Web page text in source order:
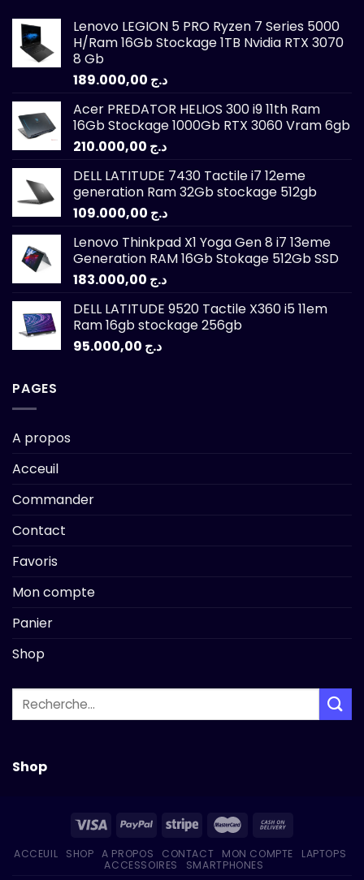
Lenovo LEGION 5 PRO Ryzen 7 Series 5000
H/Ram 16Gb Stockage 1TB Nvidia RTX 3070
8 Gb
د.ج
Acer PREDATOR HELIOS 300 i9 11th Ram
16Gb Stockage 1000Gb RTX 3060 Vram 6gb
د.ج
DELL LATITUDE 7430 Tactile i7 12eme
generation Ram 32Gb stockage 512gb
د.ج
Lenovo Thinkpad X1 Yoga Gen 8 i7 13eme
Generation RAM 16Gb Stokage 512Gb SSD
د.ج
DELL LATITUDE 9520 Tactile X360 i5 11em
Ram 16gb stockage 256gb
د.ج
PAGES
A propos
Acceuil
Commander
Contact
Favoris
Mon compte
Panier
Shop
Recherche
Shop
ACCEUIL SHOP A PROPOS CONTACT MON COMPTE
LAPTOPS
ACCESSOIRES
SMARTPHONES